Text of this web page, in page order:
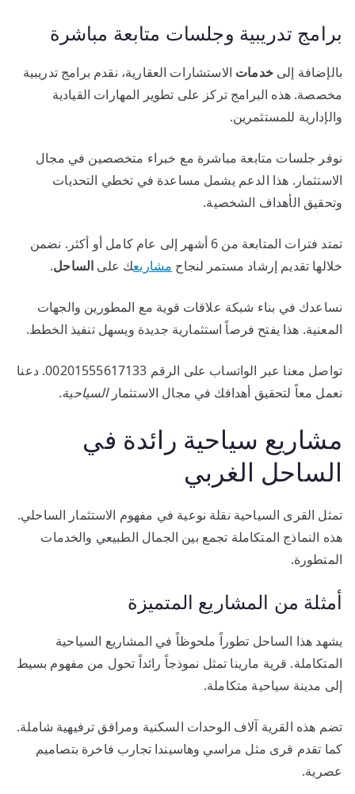
برامج تدريبية وجلسات متابعة مباشرة
بالإضافة إلىخدمات الاستشارات العقارية، نقدم برامج تدريبية
مخصصة. هذه البرامج تركز على تطوير المهارات القيادية
والإدارية للمستثمرين.
نوفر جلسات متابعة مباشرة مع خبراء متخصصين في مجال
الاستثمار. هذا الدعم يشمل مساعدة في تخطي التحديات
وتحقيق الأهداف الشخصية.
تمتد فترات المتابعة من 6 أشهر إلى عام كامل أو أكثر. نضمن
خلالها تقديم إرشاد مستمر لنجاح مشاريعك على الساحل.
نساعدك في بناء شبكة علاقات قوية مع المطورين والجهات
المعنية. هذا يفتح فرصاً استثمارية جديدة ويسهل تنفيذ الخطط.
تواصل معنا عبر الواتساب على الرقم 00201555617133. دعنا
نعمل معاً لتحقيق أهدافك في مجال الاستثمارالسياحية.
مشاريع سياحية رائدة في
الساحل الغربي
تمثل القرى السياحية نقلة نوعية في مفهوم الاستثمار الساحلي.
هذه النماذج المتكاملة تجمع بين الجمال الطبيعي والخدمات
المتطورة.
أمثلة من المشاريع المتميزة
يشهد هذا الساحل تطوراً ملحوظاً في المشاريع السياحية
المتكاملة. قرية مارينا تمثل نموذجاً رائداً تحول من مفهوم بسيط
إلى مدينة سياحية متكاملة.
تضم هذه القرية آلاف الوحدات السكنية ومرافق ترفيهية شاملة.
كما تقدم قرى مثل مراسي وهاسيندا تجارب فاخرة بتصاميم
عصرية.